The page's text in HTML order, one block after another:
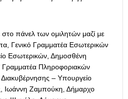
πάνελ των ομιλητών μαζί με
Γενικό Γραμματέα Εσωτερικών
Εσωτερικών, Δημοσθένη
Πληροφοριακών
– Υπουργείο
Ιωάννη Ζαμπούκη, Δήμαρχο